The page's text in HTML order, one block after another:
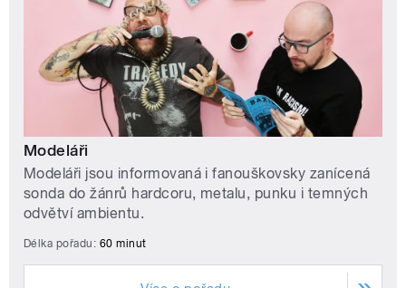
Modeláři
Modeláři jsou informovaná i fanouškovsky zanícená
sonda do žánrů hardcoru, metalu, punku i temných
odvětví ambientu.
Délka pořadu: 60 minut